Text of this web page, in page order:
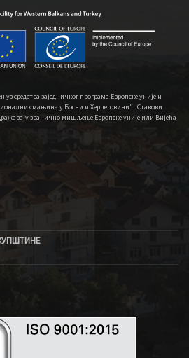
уз средства заједничког програма Европске уније и
мањина у Босни и Херцеговини” . Ставови
званично мишљење Европске уније или Вијећа